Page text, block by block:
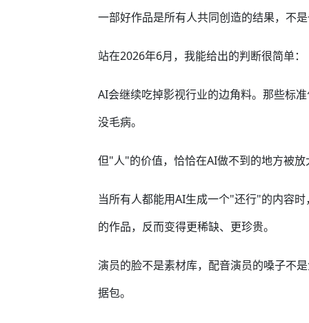
一部好作品是所有人共同创造的结果，不
站在2026年6月，我能给出的判断很简单：
AI会继续吃掉影视行业的边角料。那些标
没毛病。
但"人"的价值，恰恰在AI做不到的地方被放
当所有人都能用AI生成一个"还行"的内容
的作品，反而变得更稀缺、更珍贵。
演员的脸不是素材库，配音演员的嗓子不
据包。